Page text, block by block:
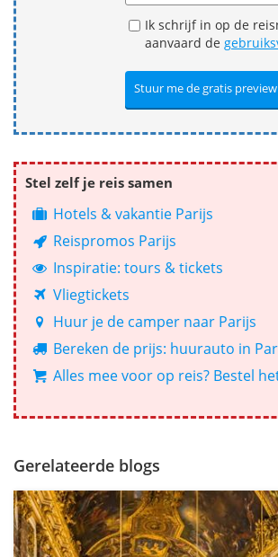
Ik schrijf in op de
aanvaard de
Stel zelf je reis samen
Hotels & vakantie Parijs
Reispromos Parijs
Inspiratie: tours & tickets
Vliegtickets
Huur je de camper naar Parijs
Bereken de prijs: huurauto in
Alles mee voor op reis? Bestel
Gerelateerde blogs